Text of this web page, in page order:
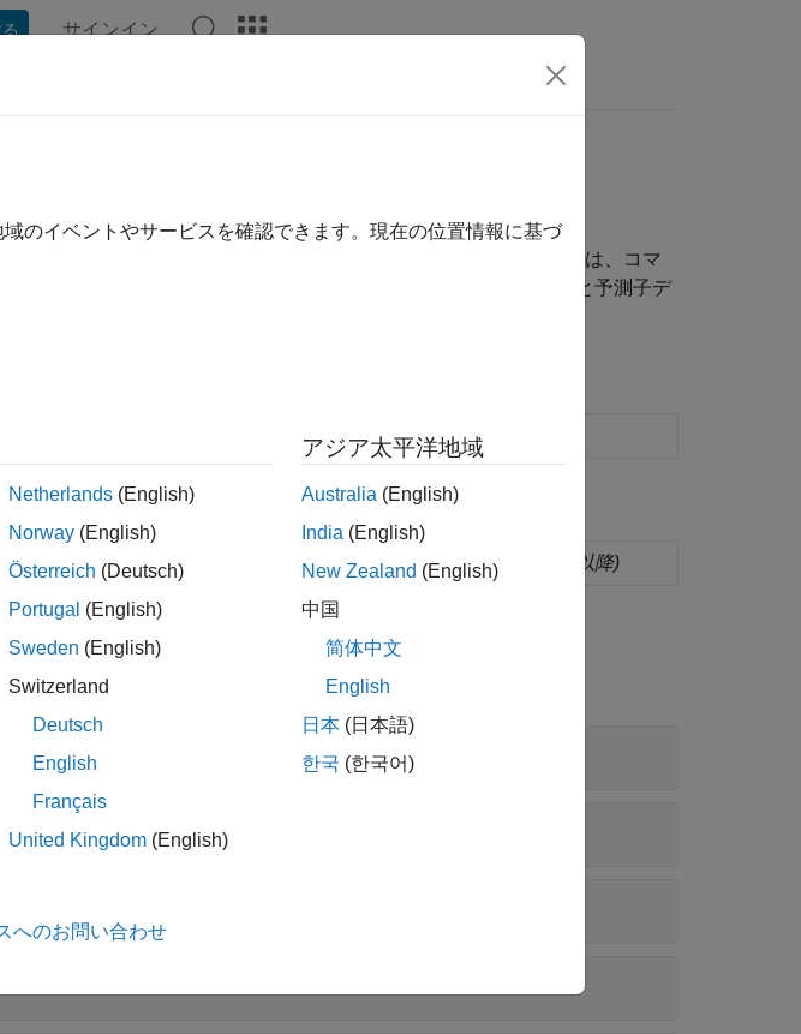
サインイン
は、
アプリを使用します。柔軟性を向上させるためには、コマ
を使用して判別分析モデルに学習させます。学習後に、モデルと予測子デ
使用して、データを分類するようにモデルを学習させる
Classify observations using discriminant analysis model(R2024a 以降)
のイベントやサービスを確認できます。現在の位置情報に基づ
Netherlands (English)
Norway (English)
Österreich (Deutsch)
Portugal (English)
Sweden (English)
Switzerland
Deutsch
English
Français
United Kingdom (English)
アジア太平洋地域
Australia (English)
India (English)
New Zealand (English)
中国
简体中文
English
日本 (日本語)
한국 (한국어)
へのお問い合わせ